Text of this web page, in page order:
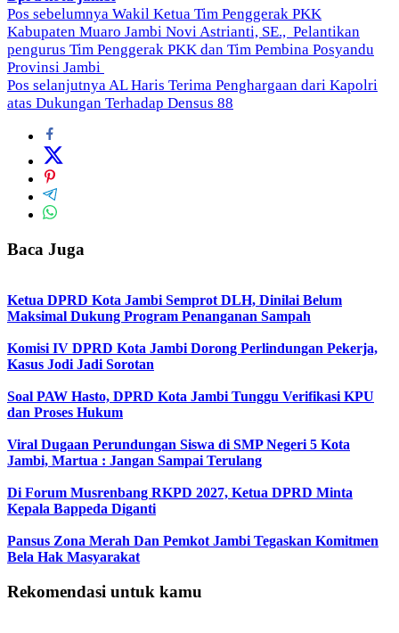
Navigasi
pos
Pos sebelumnya Wakil Ketua Tim Penggerak PKK
Kabupaten Muaro Jambi Novi Astrianti, SE., Pelantikan
pengurus Tim Penggerak PKK dan Tim Pembina Posyandu
Provinsi Jambi
Pos selanjutnyaAL Haris Terima Penghargaan dari Kapolri
atas Dukungan Terhadap Densus 88
Baca Juga
Ketua DPRD Kota Jambi Semprot DLH, Dinilai Belum
Maksimal Dukung Program Penanganan Sampah
Komisi IV DPRD Kota Jambi Dorong Perlindungan Pekerja,
Kasus Jodi Jadi Sorotan
Soal PAW Hasto, DPRD Kota Jambi Tunggu Verifikasi KPU
dan Proses Hukum
Viral Dugaan Perundungan Siswa di SMP Negeri 5 Kota
Jambi, Martua : Jangan Sampai Terulang
Di Forum Musrenbang RKPD 2027, Ketua DPRD Minta
Kepala Bappeda Diganti
Pansus Zona Merah Dan Pemkot Jambi Tegaskan Komitmen
Bela Hak Masyarakat
Rekomendasi untuk kamu